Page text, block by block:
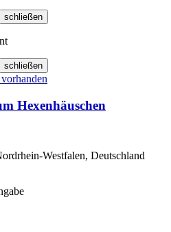
schließen
schließen
Hexenhäuschen
Westfalen, Deutschland